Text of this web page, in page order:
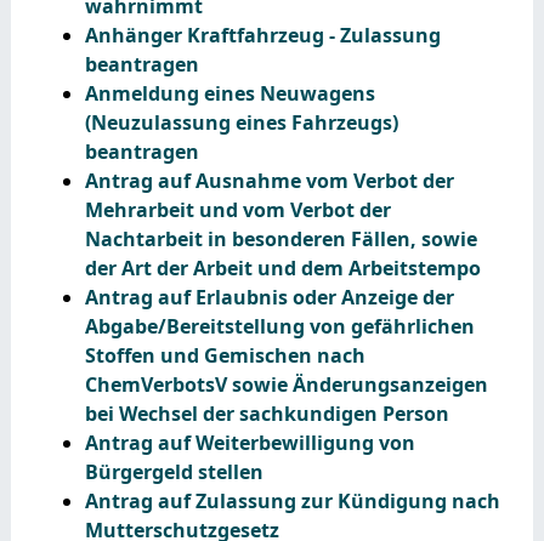
wahrnimmt
Anhänger Kraftfahrzeug - Zulassung
beantragen
Anmeldung eines Neuwagens
(Neuzulassung eines Fahrzeugs)
beantragen
Antrag auf Ausnahme vom Verbot der
Mehrarbeit und vom Verbot der
Nachtarbeit in besonderen Fällen, sowie
der Art der Arbeit und dem Arbeitstempo
Antrag auf Erlaubnis oder Anzeige der
Abgabe/Bereitstellung von gefährlichen
Stoffen und Gemischen nach
ChemVerbotsV sowie Änderungsanzeigen
bei Wechsel der sachkundigen Person
Antrag auf Weiterbewilligung von
Bürgergeld stellen
Antrag auf Zulassung zur Kündigung nach
Mutterschutzgesetz